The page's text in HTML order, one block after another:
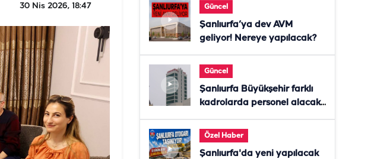
30 Nis 2026, 18:47
Güncel
Şanlıurfa’ya dev AVM
geliyor! Nereye yapılacak?
Güncel
Şanlıurfa Büyükşehir farklı
kadrolarda personel alacak!
Özel Haber
Şanlıurfa'da yeni yapılacak